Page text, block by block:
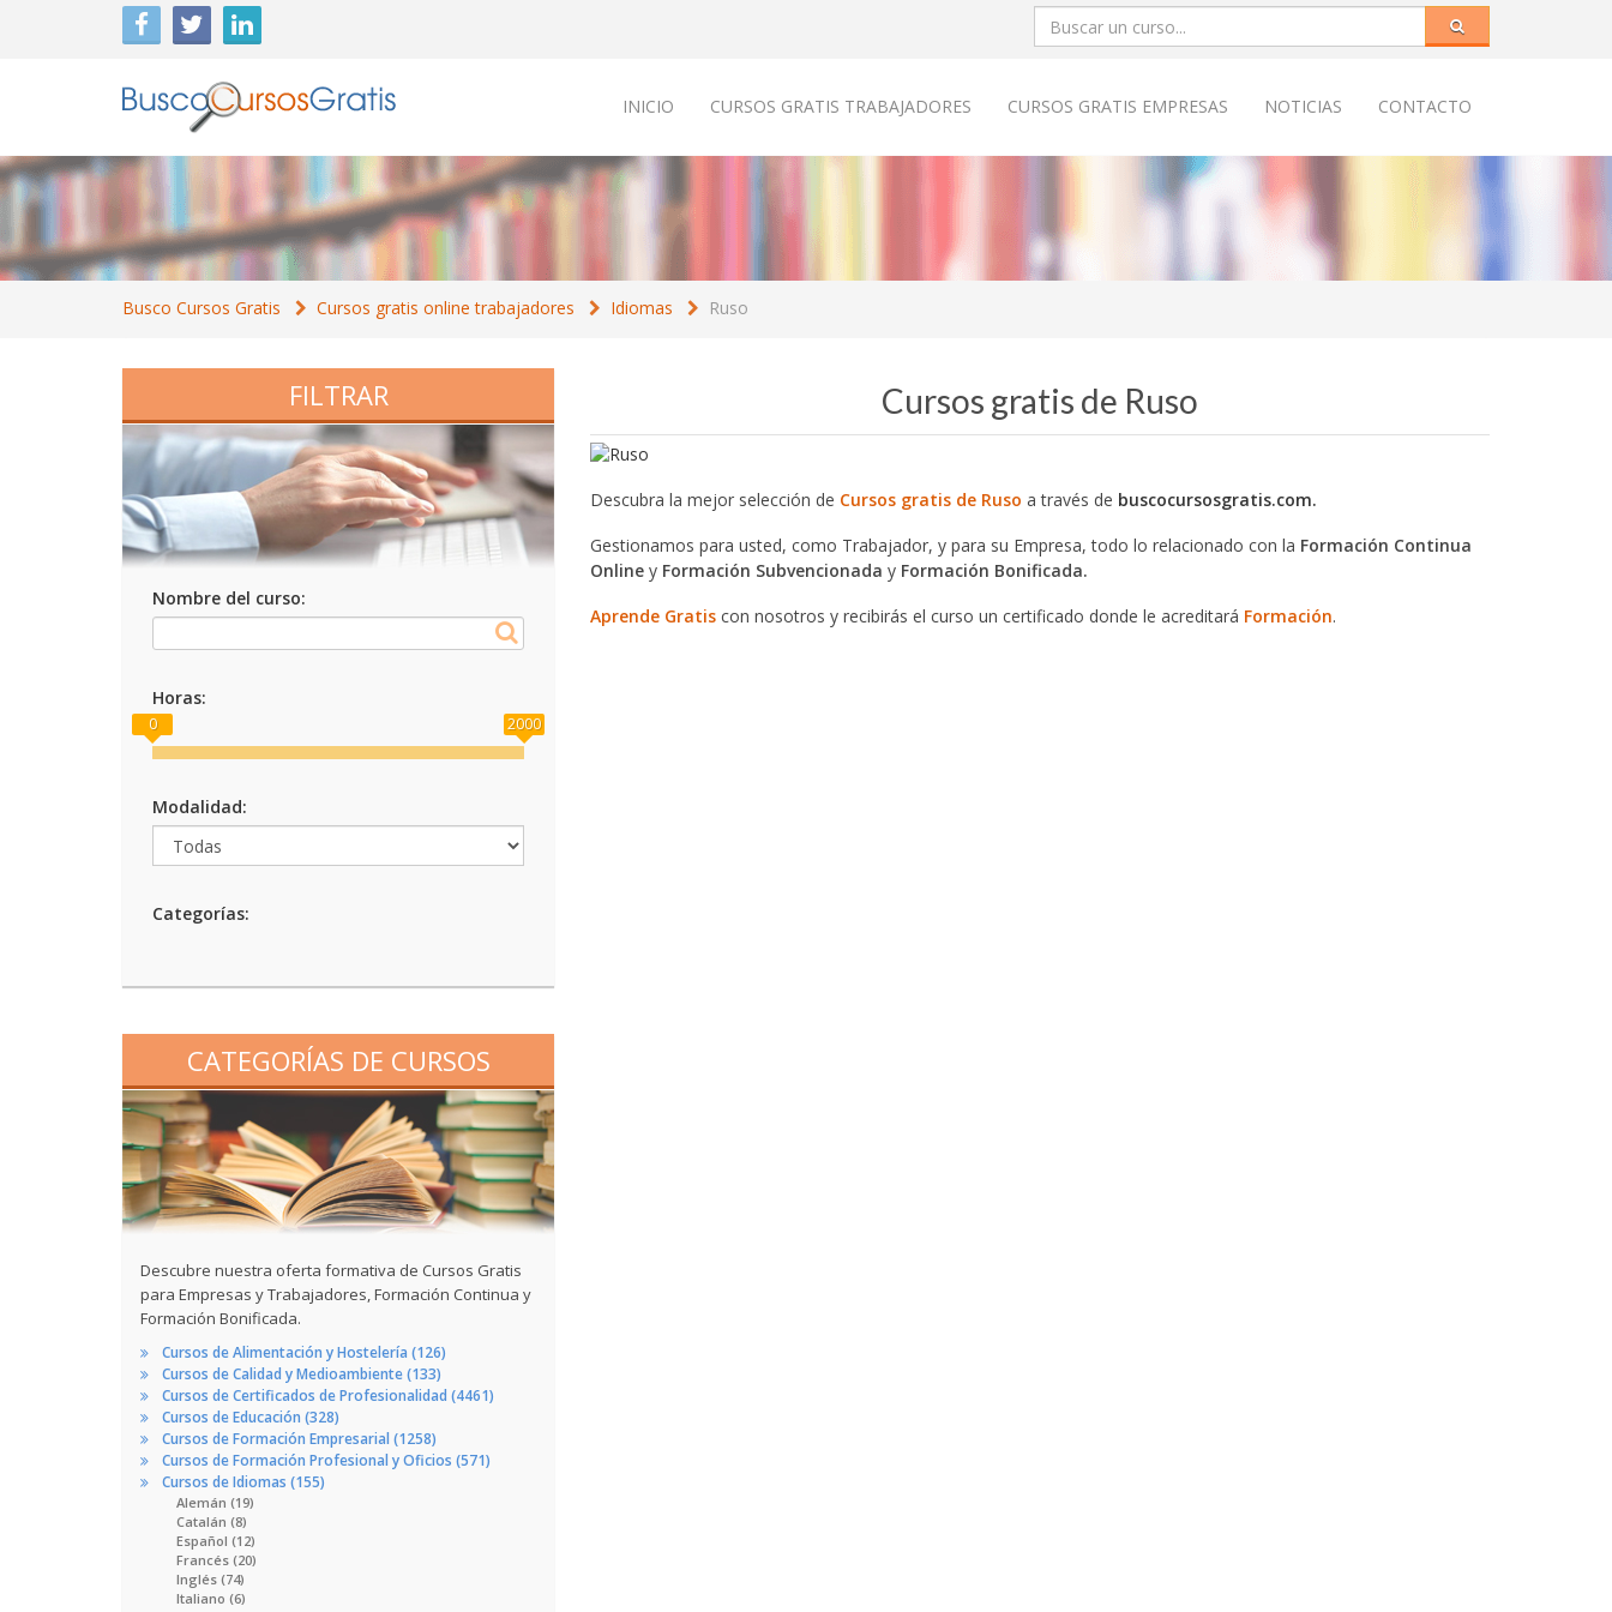
INICIO CURSOS GRATIS TRABAJADORES CURSOS GRATIS EMPRESAS NOTICIAS CONTACTO
Busco Cursos Gratis Cursos gratis online trabajadores Idiomas Ruso
Cursos gratis de Ruso
Descubra la mejor selección de Cursos gratis de Ruso a través de buscocursosgratis.com.
Gestionamos para usted, como Trabajador, y para su Empresa, todo lo relacionado con la Formación Continua
Online y Formación Subvencionada y Formación Bonificada.
Aprende Gratis con nosotros y recibirás el curso un certificado donde le acreditará Formación.
FILTRAR
Nombre del curso:
Horas:
0 2000
Modalidad:
Categorías:
CATEGORÍAS DE CURSOS
Descubre nuestra oferta formativa de Cursos Gratis
para Empresas y Trabajadores, Formación Continua y
Formación Bonificada.
Cursos de Alimentación y Hostelería (126)
Cursos de Calidad y Medioambiente (133)
Cursos de Certificados de Profesionalidad (4461)
Cursos de Educación (328)
Cursos de Formación Empresarial (1258)
Cursos de Formación Profesional y Oficios (571)
Cursos de Idiomas (155)
Alemán (19)
Catalán (8)
Español (12)
Francés (20)
Inglés (74)
Italiano (6)